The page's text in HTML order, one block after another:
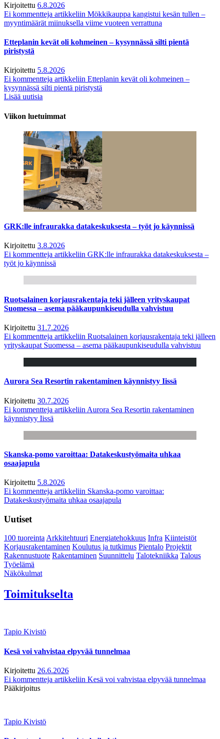
Kirjoitettu 6.8.2026
Ei kommentteja artikkeliin Mökkikauppa kangistui kesän tullen –
myyntimäärät miinuksella viime vuoteen verrattuna
Etteplanin kevät oli kohmeinen – kysynnässä silti pientä
piristystä
Kirjoitettu 5.8.2026
Ei kommentteja artikkeliin Etteplanin kevät oli kohmeinen –
kysynnässä silti pientä piristystä
Lisää uutisia
Viikon luetuimmat
GRK:lle infraurakka datakeskuksesta – työt jo käynnissä
Kirjoitettu 3.8.2026
Ei kommentteja artikkeliin GRK:lle infraurakka datakeskuksesta –
työt jo käynnissä
Ruotsalainen korjausrakentaja teki jälleen yrityskaupat
Suomessa – asema pääkaupunkiseudulla vahvistuu
Kirjoitettu 31.7.2026
Ei kommentteja artikkeliin Ruotsalainen korjausrakentaja teki jälleen
yrityskaupat Suomessa – asema pääkaupunkiseudulla vahvistuu
Aurora Sea Resortin rakentaminen käynnistyy Iissä
Kirjoitettu 30.7.2026
Ei kommentteja artikkeliin Aurora Sea Resortin rakentaminen
käynnistyy Iissä
Skanska-pomo varoittaa: Datakeskustyömaita uhkaa
osaajapula
Kirjoitettu 5.8.2026
Ei kommentteja artikkeliin Skanska-pomo varoittaa:
Datakeskustyömaita uhkaa osaajapula
Uutiset
100 tuoreintaArkkitehtuuri Energiatehokkuus Infra Kiinteistöt
Korjausrakentaminen Koulutus ja tutkimus Pientalo Projektit
Rakennustuote Rakentaminen Suunnittelu Talotekniikka Talous
Työelämä
Näkökulmat
Toimitukselta
Tapio Kivistö
Kesä voi vahvistaa elpyvää tunnelmaa
Kirjoitettu 26.6.2026
Ei kommentteja artikkeliin Kesä voi vahvistaa elpyvää tunnelmaa
Pääkirjoitus
Tapio Kivistö